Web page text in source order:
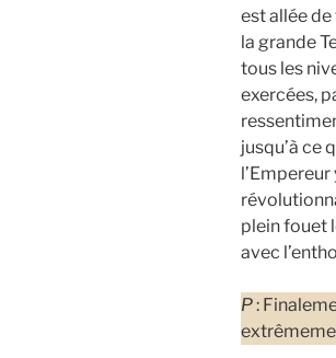
est allée de
la grande
tous les
exercées,
jusqu’à ce
plein fouet
avec
P: